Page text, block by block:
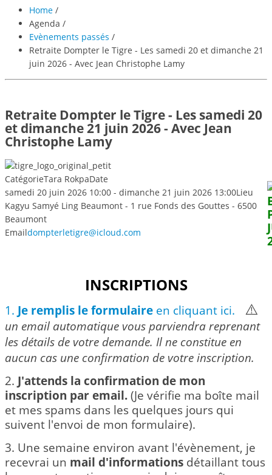
Home /
Agenda /
Evènements passés /
Retraite Dompter le Tigre - Les samedi 20 et dimanche 21
juin 2026 - Avec Jean Christophe Lamy
Retraite Dompter le Tigre - Les samedi 20
et dimanche 21 juin 2026 - Avec Jean
Christophe Lamy
CatégorieTara RokpaDate
samedi 20 juin 2026 10:00 - dimanche 21 juin 2026 13:00Lieu
Kagyu Samyé Ling Beaumont - 1 rue Fonds des Gouttes - 6500
Beaumont
Emaildompterletigre@icloud.com
INSCRIPTIONS
1. Je remplis le formulaire en cliquant ici. ⚠️
un email automatique vous parviendra reprenant
les détails de votre demande. Il ne constitue en
aucun cas une confirmation de votre inscription.
2. J'attends la confirmation de mon
inscription par email. (Je vérifie ma boîte mail
et mes spams dans les quelques jours qui
suivent l'envoi de mon formulaire).
3. Une semaine environ avant l'évènement, je
recevrai un mail d'informations détaillant tous